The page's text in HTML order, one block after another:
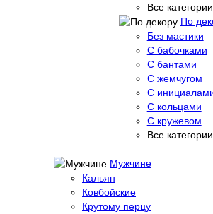
Все
По
Без мастики
С бабочками
С бантами
С жемчугом
С
С кольцами
С кружевом
Все
Мужчине
Кальян
Ковбойские
Крутому перцу